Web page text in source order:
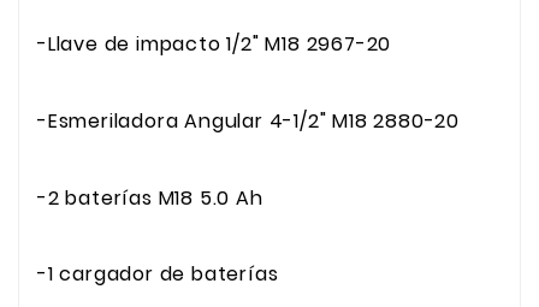
-Llave de impacto 1/2" M18 2967-20
-Esmeriladora Angular 4-1/2" M18 2880-20
-2 baterías M18 5.0 Ah
-1 cargador de baterías